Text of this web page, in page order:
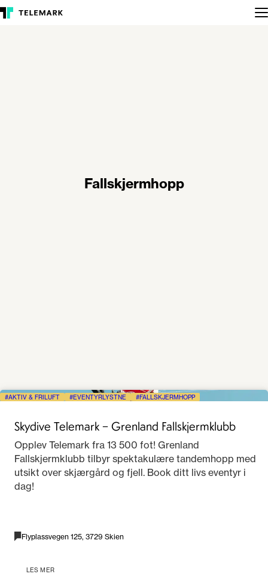
Fallskjermhopp
AKTIV & FRILUFT EVENTYRLYSTNE FALLSKJERMHOPP
Skydive Telemark – Grenland Fallskjermklubb
Opplev Telemark fra 13 500 fot! Grenland
Fallskjermklubb tilbyr spektakulære tandemhopp med
utsikt over skjærgård og fjell. Book ditt livs eventyr i
dag!
Flyplassvegen 125, 3729 Skien
LES MER